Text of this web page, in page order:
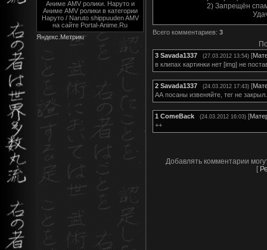
Аниме AMV ролики. Наруто и
Аниме AMV ролики в категории
Наруто / Naruto shippuuden AMV
на сайте Portal-Anime.Ru
2) Запрещён
Всего комментариев: 3
3 Savada1337 (27.03.2012 13:54) [
в клипах картинки нет [img] не
2 Savada1337 (24.03.2012 17:43) [
АА посаны извеняйте, тег не
1 ComeBack (24.03.2012 16:03) [
++
Добавлять комментарии
[